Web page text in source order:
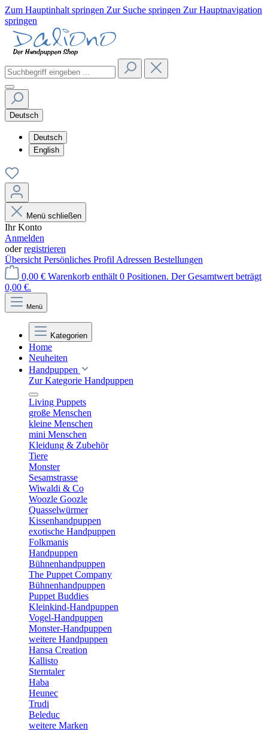
Zum Hauptinhalt springen Zur Suche springen Zur Hauptnavigation
springen
Deutsch
Deutsch
English
Menü schließen
Ihr Konto
Anmelden
oderregistrieren
Übersicht Persönliches Profil Adressen Bestellungen
0,00 € Warenkorb enthält 0 Positionen. Der Gesamtwert beträgt
0,00 €.
Menü
Kategorien
Home
Neuheiten
Handpuppen
Zur Kategorie Handpuppen
Living Puppets
große Menschen
kleine Menschen
mini Menschen
Kleidung & Zubehör
Tiere
Monster
Sesamstrasse
Wiwaldi & Co
Woozle Goozle
Quasselwürmer
Kissenhandpuppen
exotische Handpuppen
Folkmanis
Handpuppen
Bühnenhandpuppen
The Puppet Company
Bühnenhandpuppen
Puppet Buddies
Kleinkind-Handpuppen
Vogel-Handpuppen
Monster-Handpuppen
weitere Handpuppen
Hansa Creation
Kallisto
Sterntaler
Haba
Heunec
Trudi
Beleduc
weitere Marken